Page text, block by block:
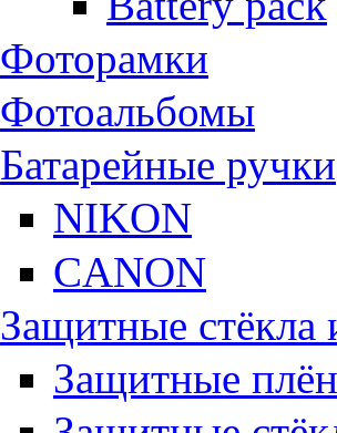
Фоторамки
Фотоальбомы
Батарейные ручки
NIKON
CANON
Защитные стёкла
Защитные